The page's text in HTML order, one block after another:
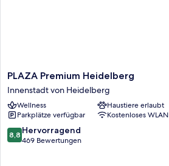
PLAZA
Premium
Heidelberg
Innenstadt
von
Heidelberg
PLAZA Premium Heidelberg
Innenstadt von Heidelberg
Wellness
Haustiere erlaubt
Parkplätze verfügbar
Kostenloses WLAN
8.8
von
8,8 Hervorragend
469 Bewertungen